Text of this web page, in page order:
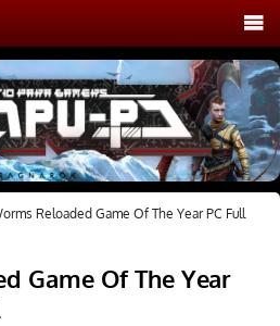
Reloaded Game Of The Year PC Full
Game Of The Year